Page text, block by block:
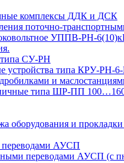
комплексы ДДК и ДСК
поточно-
УППВ-РН-
типа СУ-РН
устройства типа КРУ-РН-
и
типа ШР-ПП
оборудования и прокладки
переводами АУСП
переводами АУСП (с